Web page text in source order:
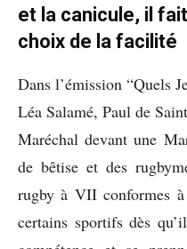
et la canicule, il
choix de la facilité
Dans l’émission “Quels
Léa Salamé, Paul de
Maréchal devant une
de bêtise et des
rugby à VII conformes
certains sportifs dès